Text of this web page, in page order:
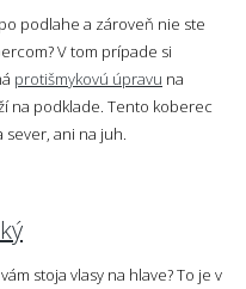
podlahe a zároveň nie ste
V tom prípade si
protišmykovú úpravu na
na podklade. Tento koberec
ani na juh.
stoja vlasy na hlave? To je v